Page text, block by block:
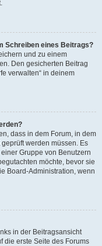
Schreiben eines Beitrags?
und zu einem
Den gesicherten Beitrag
verwalten“ in deinem
dass in dem Forum, in dem
werden müssen. Es
Gruppe von Benutzern
möchte, bevor sie
Board-Administration, wenn
in der Beitragsansicht
die erste Seite des Forums